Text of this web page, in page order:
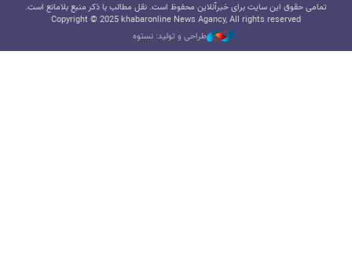
تمامی حقوق این سایت برای خبرآنلاین محفوظ است. نقل مطالب با ذکر منبع بلامانع است.
Copyright © 2025 khabaronline News Agancy, All rights reserved
طراحی و تولید: نستوه